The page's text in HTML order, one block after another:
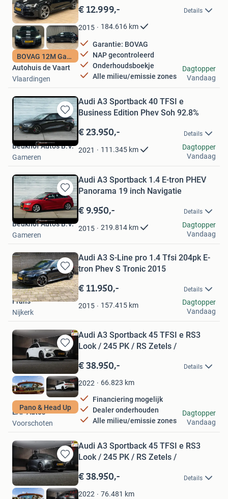
in
Mijn
Favorieten
BOVAG 12M Garantie
€ 12.999,- Details
2015 184.616 km
Garantie: BOVAG
NAP gecontroleerd
Onderhoudsboekje
Alle milieu/emissie zones
Autohuis de Vaart
Vlaardingen
Dagtopper
Vandaag
Bewaren
in
Mijn
Favorieten
Audi A3 Sportback 40 TFSI e
Business Edition Phev Soh 92.8%
€ 23.950,- Details
2021 111.345 km
Beukhof Auto's B.V.
Gameren
Dagtopper
Vandaag
Bewaren
in
Mijn
Favorieten
Audi A3 Sportback 1.4 E-tron PHEV
Panorama 19 inch Navigatie
€ 9.950,- Details
2015 219.814 km
Beukhof Auto's B.V.
Gameren
Dagtopper
Vandaag
Bewaren
in
Mijn
Favorieten
Audi A3 S-Line pro 1.4 Tfsi 204pk E-
tron Phev S Tronic 2015
€ 11.950,- Details
2015 157.415 km
Frans
Nijkerk
Dagtopper
Vandaag
Bewaren
in
Mijn
Favorieten
Pano & Head Up
Audi A3 Sportback 45 TFSI e RS3
Look / 245 PK / RS Zetels /
€ 38.950,- Details
2022 66.823 km
Financiering mogelijk
Dealer onderhouden
Alle milieu/emissie zones
EAF Auto's
Voorschoten
Dagtopper
Vandaag
Bewaren
in
Mijn
Favorieten
Audi A3 Sportback 45 TFSI e RS3
Look / 245 PK / RS Zetels /
€ 38.950,- Details
2022 76.481 km